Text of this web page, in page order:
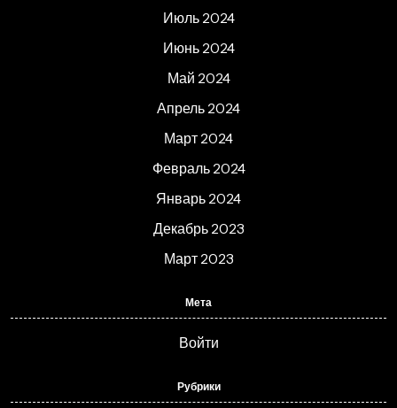
Июль 2024
Июнь 2024
Май 2024
Апрель 2024
Март 2024
Февраль 2024
Январь 2024
Декабрь 2023
Март 2023
Мета
Войти
Рубрики